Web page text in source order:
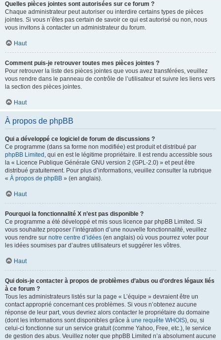
Quelles pièces jointes sont autorisées sur ce forum ?
Chaque administrateur peut autoriser ou interdire certains types de pièces
jointes. Si vous n’êtes pas certain de savoir ce qui est autorisé ou non, nous
vous invitons à contacter un administrateur du forum.
Haut
Comment puis-je retrouver toutes mes pièces jointes ?
Pour retrouver la liste des pièces jointes que vous avez transférées, veuillez
vous rendre dans le panneau de contrôle de l’utilisateur et suivre les liens vers
la section des pièces jointes.
Haut
À propos de phpBB
Qui a développé ce logiciel de forum de discussions ?
Ce programme (dans sa forme non modifiée) est produit et distribué par
phpBB Limited , qui en est le légitime propriétaire. Il est rendu accessible sous
la « Licence Publique Générale GNU version 2 (GPL-2.0) » et peut être
distribué gratuitement. Pour plus d’informations, veuillez consulter la rubrique
« À propos de phpBB » (en anglais).
Haut
Pourquoi la fonctionnalité X n’est pas disponible ?
Ce programme a été développé et mis sous licence par phpBB Limited. Si
vous souhaitez proposer l’intégration d’une nouvelle fonctionnalité, veuillez
vous rendre sur notre centre d’idées (en anglais) où vous pourrez voter pour
les idées soumises par d’autres utilisateurs et suggérer les vôtres.
Haut
Qui dois-je contacter à propos de problèmes d’abus ou d’ordres légaux liés
à ce forum ?
Tous les administrateurs listés sur la page « L’équipe » devraient être un
contact approprié concernant ces problèmes. Si vous n’obtenez aucune
réponse de leur part, vous devriez alors contacter le propriétaire du domaine
(dont les informations sont disponibles grâce à une requête WHOIS), ou, si
celui-ci fonctionne sur un service gratuit (comme Yahoo, Free, etc.), le service
de gestion des abus. Veuillez noter que phpBB Limited n’a absolument aucune